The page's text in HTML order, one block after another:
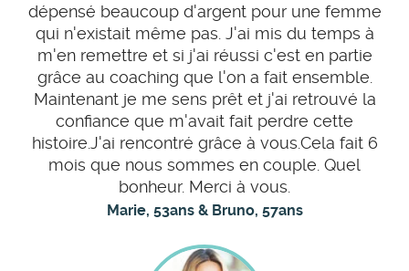
dépensé beaucoup d'argent pour une femme
qui n'existait même pas. J'ai mis du temps à
m'en remettre et si j'ai réussi c'est en partie
grâce au coaching que l'on a fait ensemble.
Maintenant je me sens prêt et j'ai retrouvé la
confiance que m'avait fait perdre cette
histoire.J'ai rencontré grâce à vous.Cela fait 6
mois que nous sommes en couple. Quel
bonheur. Merci à vous.
Marie, 53ans & Bruno, 57ans